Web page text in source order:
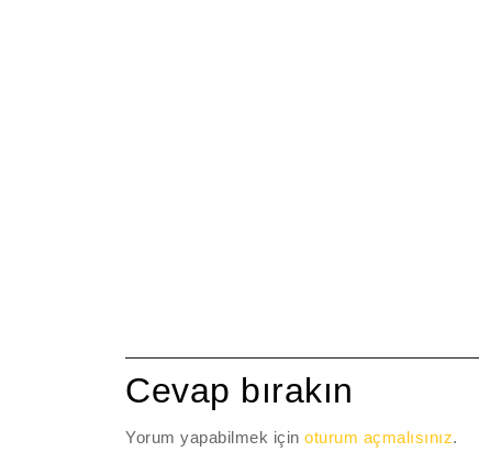
Cevap bırakın
Yorum yapabilmek içinoturum açmalısınız.